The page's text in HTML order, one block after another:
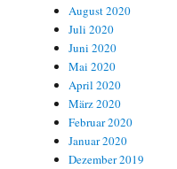
August 2020
Juli 2020
Juni 2020
Mai 2020
April 2020
März 2020
Februar 2020
Januar 2020
Dezember 2019